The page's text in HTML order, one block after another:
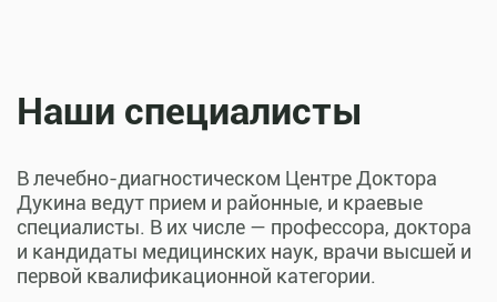
Наши специалисты
В лечебно-диагностическом Центре Доктора
Дукина ведут прием и районные, и краевые
специалисты. В их числе — профессора, доктора
и кандидаты медицинских наук, врачи высшей и
первой квалификационной категории.